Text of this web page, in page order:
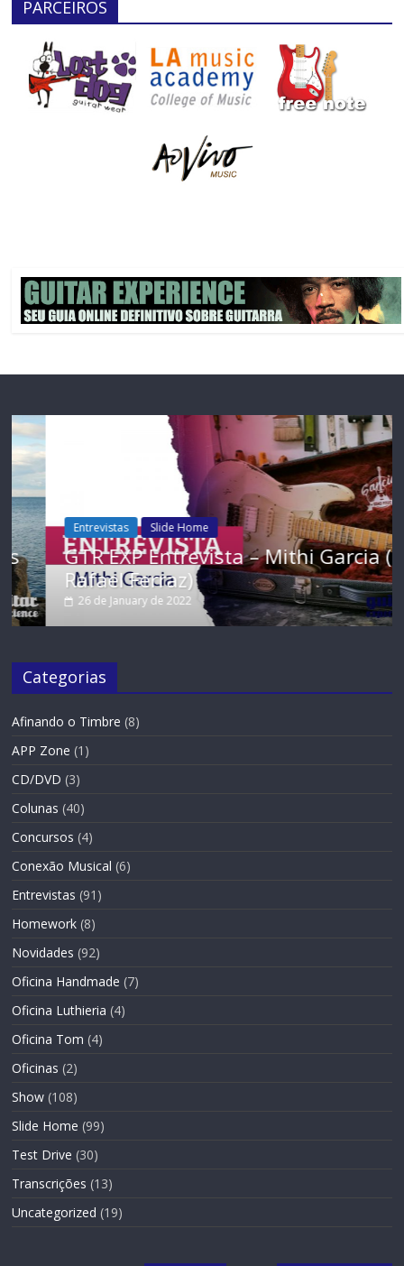
PARCEIROS
Entrevistas Slide Home
GTR EXP Entrevista – Mithi Garcia (Por
Rafael Ferraz)
26 de January de 2022
Categorias
Afinando o Timbre (8)
APP Zone (1)
CD/DVD (3)
Colunas (40)
Concursos (4)
Conexão Musical (6)
Entrevistas (91)
Homework (8)
Novidades (92)
Oficina Handmade (7)
Oficina Luthieria (4)
Oficina Tom (4)
Oficinas (2)
Show (108)
Slide Home (99)
Test Drive (30)
Transcrições (13)
Uncategorized (19)